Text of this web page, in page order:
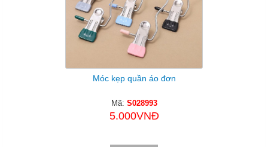
Móc kẹp quần áo đơn
Mã: S028993
5.000VNĐ